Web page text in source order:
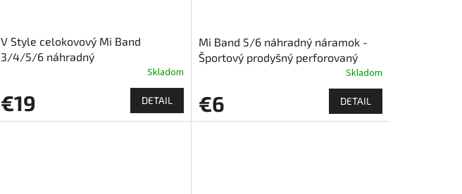
V Style celokovový Mi Band
3/4/5/6 náhradný
náramok/remienok (chirurgickáSkladom
€19 DETAIL
Mi Band 5/6 náhradný náramok -
Športový prodyšný perforovaný
Skladom
€6 DETAIL